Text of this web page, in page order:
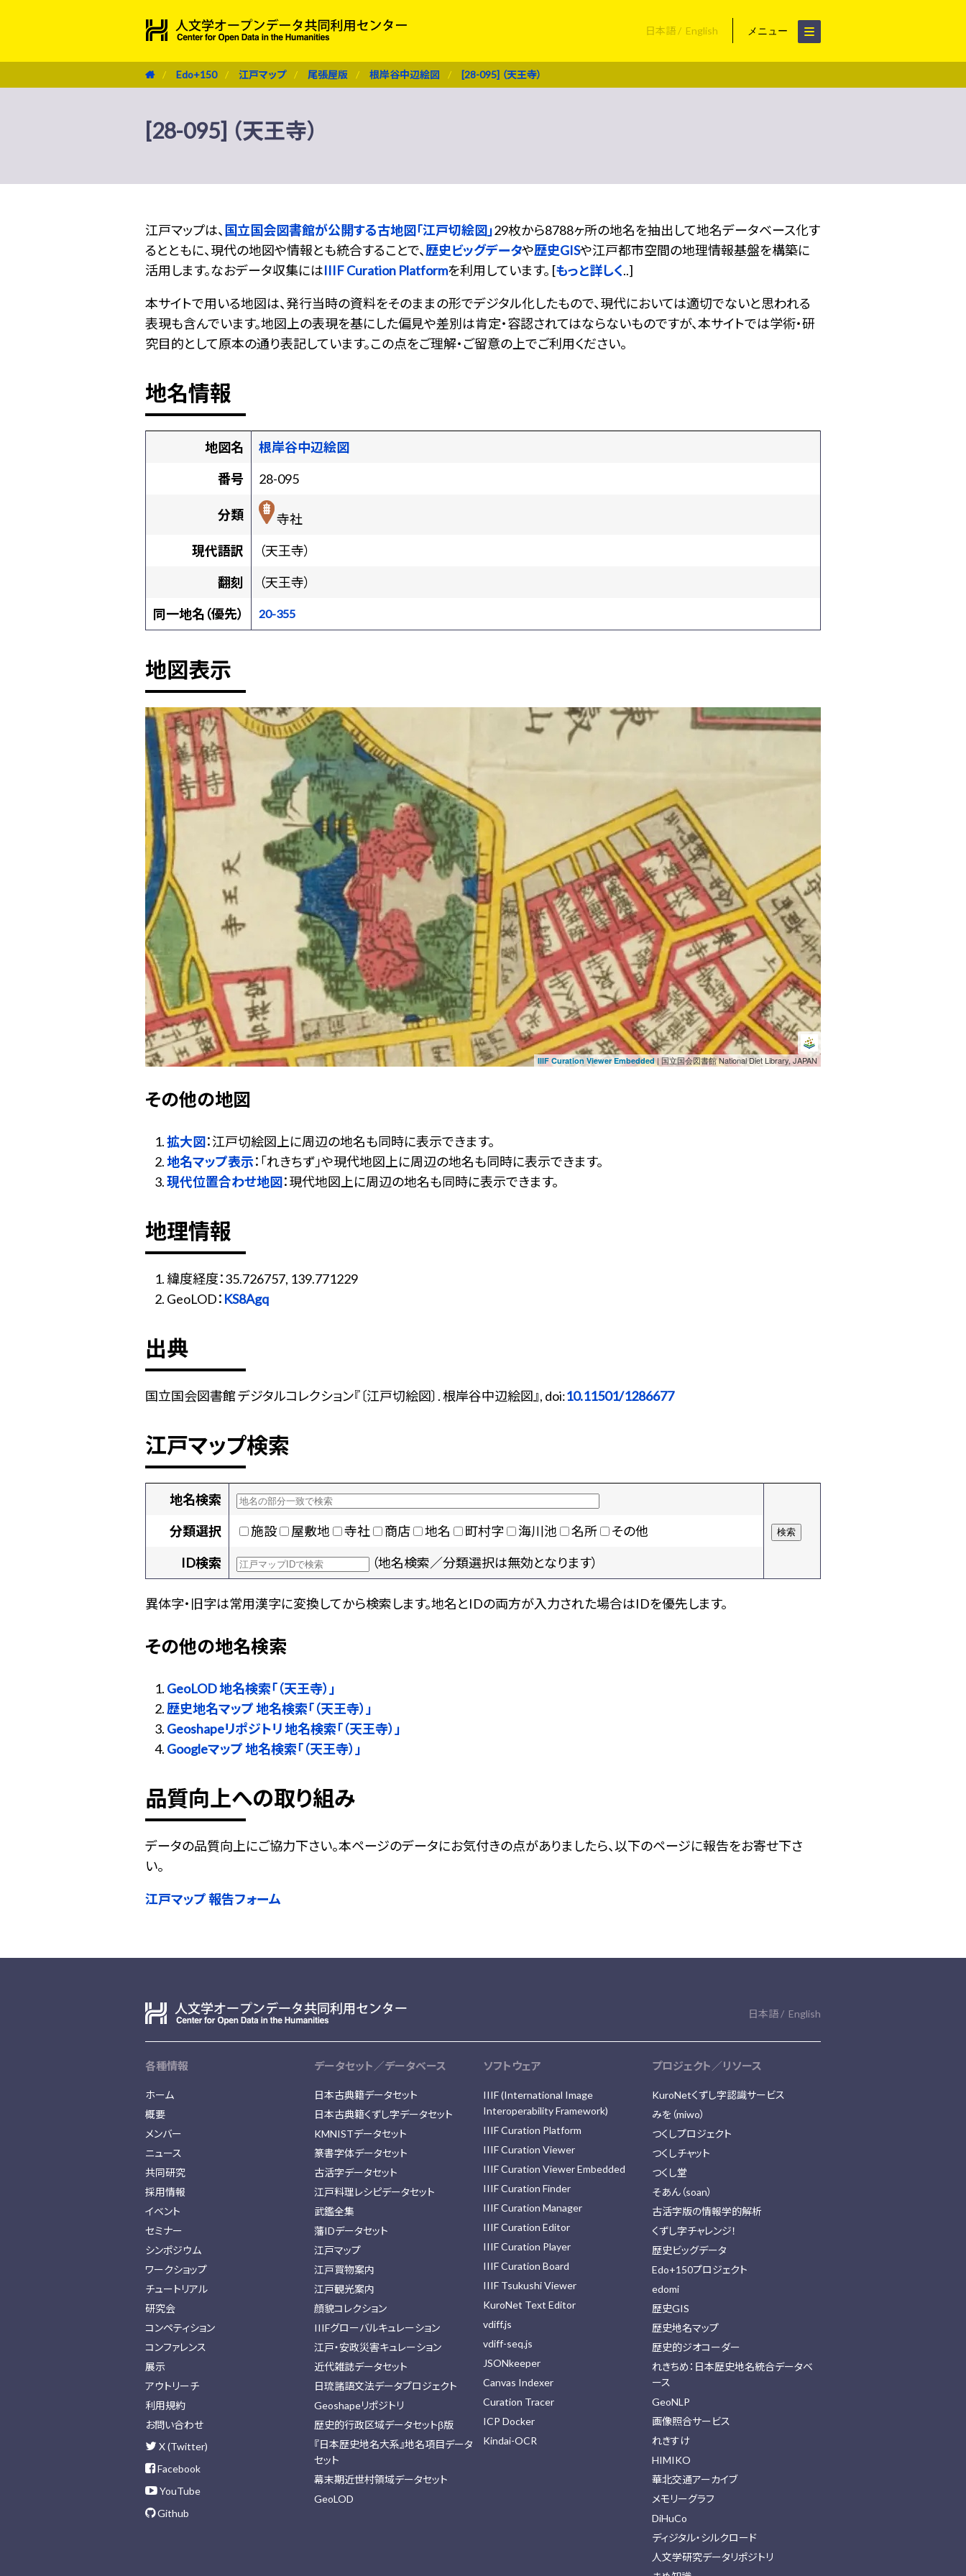
日本語 English メニュー
Edo+150 江戸マップ 尾張屋版 根岸谷中辺絵図 [28-095] （天王寺）
[28-095] （天王寺）
江戸マップは、 国立国会図書館が公開する古地図「江戸切絵図」29枚から8788ヶ所の地名を抽出して地名データベース化す
るとともに、現代の地図や情報とも統合することで、歴史ビッグデータや歴史GISや江戸都市空間の地理情報基盤を構築に
活用します。なおデータ収集にはIIIF Curation Platformを利用しています。 [もっと詳しく..]
本サイトで用いる地図は、発行当時の資料をそのままの形でデジタル化したもので、現代においては適切でないと思われる
表現も含んでいます。地図上の表現を基にした偏見や差別は肯定・容認されてはならないものですが、本サイトでは学術・研
究目的として原本の通り表記しています。この点をご理解・ご留意の上でご利用ください。
地名情報
地図名
根岸谷中辺絵図
番号
28-095
分類
寺社
現代語訳
（天王寺）
翻刻
（天王寺）
同一地名（優先）
20-355
地図表示
+
-
IIIF Curation Viewer Embedded| 国立国会図書館 National Diet Library, JAPAN
その他の地図
拡大図：江戸切絵図上に周辺の地名も同時に表示できます。
地名マップ表示：「れきちず」や現代地図上に周辺の地名も同時に表示できます。
現代位置合わせ地図：現代地図上に周辺の地名も同時に表示できます。
地理情報
緯度経度：35.726757, 139.771229
GeoLOD： KS8Agq
出典
国立国会図書館 デジタルコレクション『〔江戸切絵図〕. 根岸谷中辺絵図』, doi:10.11501/1286677
江戸マップ検索
地名検索
分類選択
施設 屋敷地 寺社 商店 地名 町村字 海川池 名所
その他
ID検索
（地名検索／分類選択は無効となります）
異体字・旧字は常用漢字に変換してから検索します。地名とIDの両方が入力された場合はIDを優先します。
その他の地名検索
GeoLOD 地名検索「（天王寺）」
歴史地名マップ 地名検索「（天王寺）」
Geoshapeリポジトリ 地名検索「（天王寺）」
Googleマップ 地名検索「（天王寺）」
品質向上への取り組み
データの品質向上にご協力下さい。本ページのデータにお気付きの点がありましたら、以下のページに報告をお寄せ下さ
い。
江戸マップ 報告フォーム
日本語 English
各種情報
ホーム
概要
メンバー
ニュース
共同研究
採用情報
イベント
セミナー
シンポジウム
ワークショップ
チュートリアル
研究会
コンペティション
コンファレンス
展示
アウトリーチ
利用規約
お問い合わせ
X (Twitter)
Facebook
YouTube
Github
データセット／データベース
日本古典籍データセット
日本古典籍くずし字データセット
KMNISTデータセット
篆書字体データセット
古活字データセット
江戸料理レシピデータセット
武鑑全集
藩IDデータセット
江戸マップ
江戸買物案内
江戸観光案内
顔貌コレクション
IIIFグローバルキュレーション
江戸・安政災害キュレーション
近代雑誌データセット
日琉諸語文法データプロジェクト
Geoshapeリポジトリ
歴史的行政区域データセットβ版
『日本歴史地名大系』地名項目データ
セット
幕末期近世村領域データセット
GeoLOD
ソフトウェア
IIIF (International Image
Interoperability Framework)
IIIF Curation Platform
IIIF Curation Viewer
IIIF Curation Viewer Embedded
IIIF Curation Finder
IIIF Curation Manager
IIIF Curation Editor
IIIF Curation Player
IIIF Curation Board
IIIF Tsukushi Viewer
KuroNet Text Editor
vdiff.js
vdiff-seq.js
JSONkeeper
Canvas Indexer
Curation Tracer
ICP Docker
Kindai-OCR
プロジェクト／リソース
KuroNetくずし字認識サービス
みを（miwo）
つくしプロジェクト
つくしチャット
つくし堂
そあん（soan）
古活字版の情報学的解析
くずし字チャレンジ！
歴史ビッグデータ
Edo+150プロジェクト
edomi
歴史GIS
歴史地名マップ
歴史的ジオコーダー
れきちめ：日本歴史地名統合データベ
ース
GeoNLP
画像照合サービス
れきすけ
HIMIKO
華北交通アーカイブ
メモリーグラフ
DiHuCo
ディジタル・シルクロード
人文学研究データリポジトリ